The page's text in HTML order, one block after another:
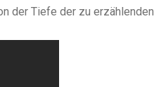
der Tiefe der zu erzählenden